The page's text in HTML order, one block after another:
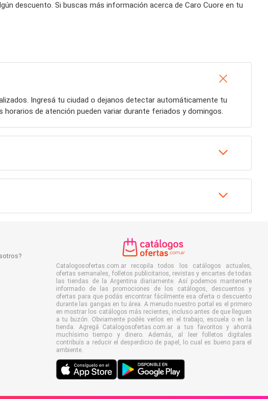
descuento. Si buscas más información acerca de Caro Cuore en tu
Ingresá tu ciudad o dejanos detectar automáticamente tu
de atención pueden variar durante feriados y domingos.
Catalogosofertas.com.ar recopila todos los catálogos actuales,
ofertas semanales, folletos publicitarios, revistas y encartes de todas
las tiendas de la Argentina diariamente. Así podemos mantenerte
informado de las promociones de los catálogos, descuentos y
ofertas para que podás encontrar fácilmente esa oferta o descuento
durante las gangas en tu área. A menudo nuestro portal es el primero
en mostrar los catálogos más recientes, incluso antes de que lleguen
a tu buzón. Obviamente podés verlos en el trabajo, escuela o en la
tienda. Agregá Catalogosofertas.com.ar a tus favoritos y ahorrá
muchísimo tiempo y dinero. Además, al leer folletos digitales
contribuís a reducir el desperdicio de papel, lo cual es bueno para el
ambiente.